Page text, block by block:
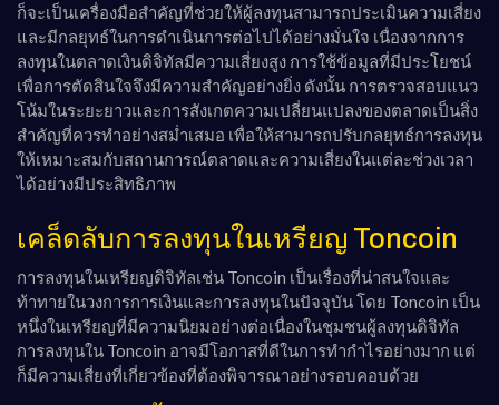
ก็จะเป็นเครื่องมือสำคัญที่ช่วยให้ผู้ลงทุนสามารถประเมินความเสี่ยง
และมีกลยุทธ์ในการดำเนินการต่อไปได้อย่างมั่นใจ เนื่องจากการ
ลงทุนในตลาดเงินดิจิทัลมีความเสี่ยงสูง การใช้ข้อมูลที่มีประโยชน์
เพื่อการตัดสินใจจึงมีความสำคัญอย่างยิ่ง ดังนั้น การตรวจสอบแนว
โน้มในระยะยาวและการสังเกตความเปลี่ยนแปลงของตลาดเป็นสิ่ง
สำคัญที่ควรทำอย่างสม่ำเสมอ เพื่อให้สามารถปรับกลยุทธ์การลงทุน
ให้เหมาะสมกับสถานการณ์ตลาดและความเสี่ยงในแต่ละช่วงเวลา
ได้อย่างมีประสิทธิภาพ
เคล็ดลับการลงทุนในเหรียญ Toncoin
การลงทุนในเหรียญดิจิทัลเช่น Toncoin เป็นเรื่องที่น่าสนใจและ
ท้าทายในวงการการเงินและการลงทุนในปัจจุบัน โดย Toncoin เป็น
หนึ่งในเหรียญที่มีความนิยมอย่างต่อเนื่องในชุมชนผู้ลงทุนดิจิทัล
การลงทุนใน Toncoin อาจมีโอกาสที่ดีในการทำกำไรอย่างมาก แต่
ก็มีความเสี่ยงที่เกี่ยวข้องที่ต้องพิจารณาอย่างรอบคอบด้วย